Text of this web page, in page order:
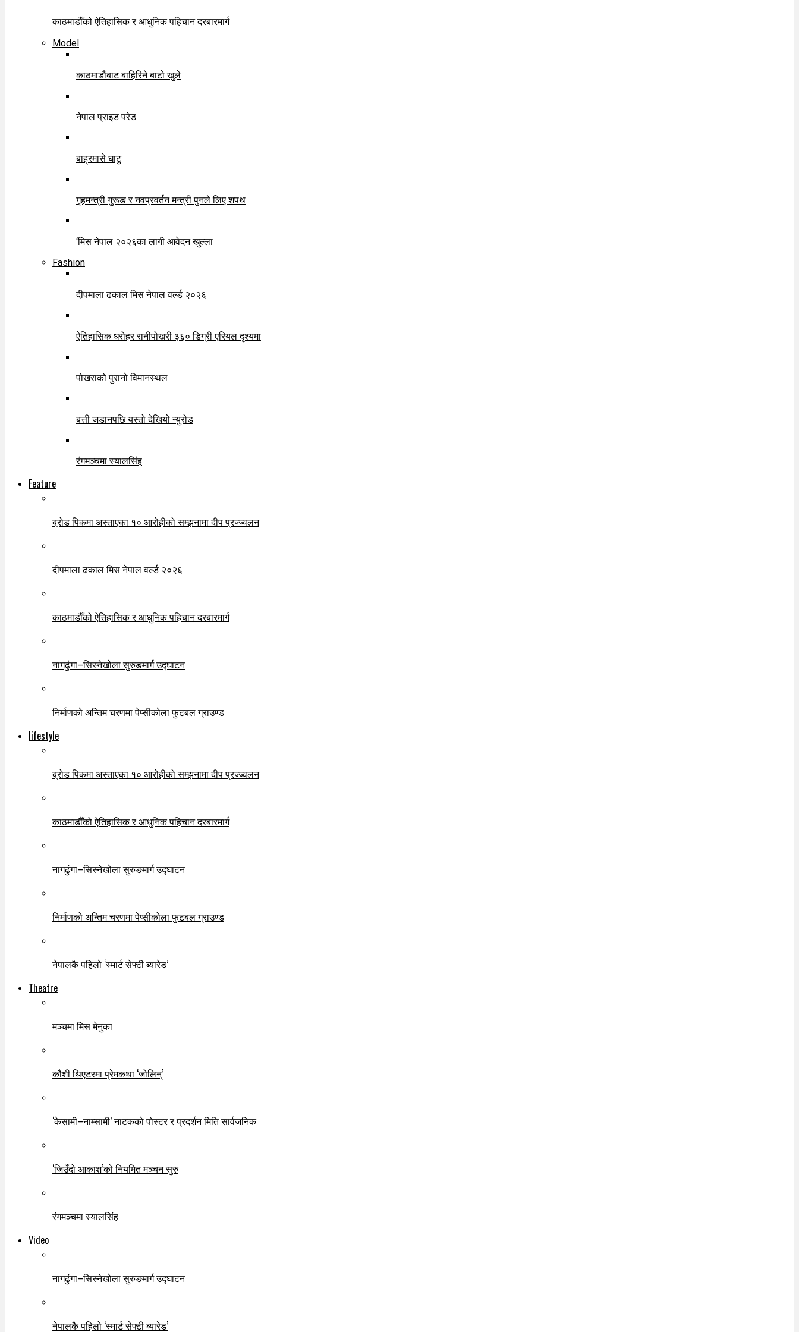
काठमाडौँको ऐतिहासिक र आधुनिक पहिचान दरबारमार्ग
Model
काठमाडौंबाट बाहिरिने बाटो खुले
नेपाल प्राइड परेड
बाह्रमासे घाटु
गृहमन्त्री गुरूङ र नवप्रवर्तन मन्त्री पुनले लिए शपथ
‘मिस नेपाल २०२६का लागी आवेदन खुल्ला
Fashion
दीपमाला ढकाल मिस नेपाल वर्ल्ड २०२६
ऐतिहासिक धरोहर रानीपोखरी ३६० डिग्री एरियल दृश्यमा
पोखराको पुरानो विमानस्थल
बत्ती जडानपछि यस्तो देखियो न्युरोड
रंगमञ्चमा स्यालसिंह
Feature
ब्रोड पिकमा अस्ताएका १० आरोहीको सम्झनामा दीप प्रज्ज्वलन
दीपमाला ढकाल मिस नेपाल वर्ल्ड २०२६
काठमाडौँको ऐतिहासिक र आधुनिक पहिचान दरबारमार्ग
नागढुंगा–सिस्नेखोला सुरुङमार्ग उद्घाटन
निर्माणको अन्तिम चरणमा पेप्सीकोला फुटबल ग्राउण्ड
lifestyle
ब्रोड पिकमा अस्ताएका १० आरोहीको सम्झनामा दीप प्रज्ज्वलन
काठमाडौँको ऐतिहासिक र आधुनिक पहिचान दरबारमार्ग
नागढुंगा–सिस्नेखोला सुरुङमार्ग उद्घाटन
निर्माणको अन्तिम चरणमा पेप्सीकोला फुटबल ग्राउण्ड
नेपालकै पहिलो ‘स्मार्ट सेफ्टी ब्यारेड’
Theatre
मञ्चमा मिस मेनुका
कौशी थिएटरमा प्रेमकथा ‘जोलिन्’
‘केसामी–नाम्सामी’ नाटकको पोस्टर र प्रदर्शन मिति सार्वजनिक
‘जिउँदो आकाश’को नियमित मञ्चन सुरु
रंगमञ्चमा स्यालसिंह
Video
नागढुंगा–सिस्नेखोला सुरुङमार्ग उद्घाटन
नेपालकै पहिलो ‘स्मार्ट सेफ्टी ब्यारेड’